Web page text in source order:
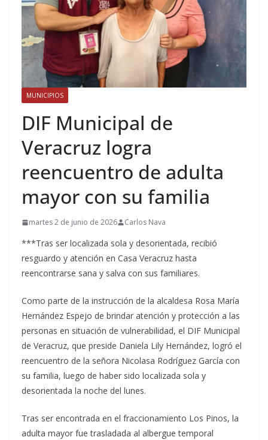
MUNICIPIOS
DIF Municipal de
Veracruz logra
reencuentro de adulta
mayor con su familia
martes 2 de junio de 2026 Carlos Nava
***Tras ser localizada sola y desorientada, recibió
resguardo y atención en Casa Veracruz hasta
reencontrarse sana y salva con sus familiares.
Como parte de la instrucción de la alcaldesa Rosa María
Hernández Espejo de brindar atención y protección a las
personas en situación de vulnerabilidad, el DIF Municipal
de Veracruz, que preside Daniela Lily Hernández, logró el
reencuentro de la señora Nicolasa Rodríguez García con
su familia, luego de haber sido localizada sola y
desorientada la noche del lunes.
Tras ser encontrada en el fraccionamiento Los Pinos, la
adulta mayor fue trasladada al albergue temporal